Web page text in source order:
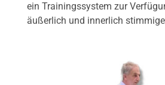
ein Trainingssystem zur
äußerlich und innerlich